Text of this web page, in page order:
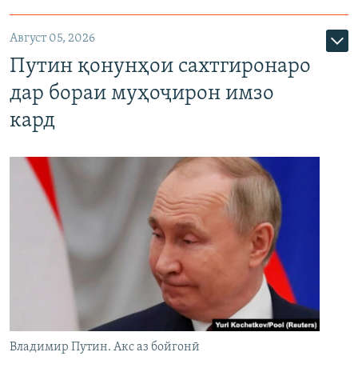
Август 05, 2026
Путин қонунҳои сахтгиронаро
дар бораи муҳоҷирон имзо
кард
Владимир Путин. Акс аз бойгонӣ